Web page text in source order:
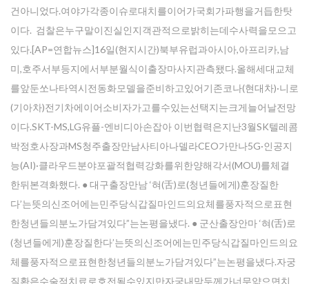
Enter your email address for our mailing list to keep your
self our lastest updated.
건아니었다.여야가각종이슈로대치를이어가국회가파행을거듭한탓
이다. 검찰은누구말이진실인지객관적으로밝히는데수사력을모으고
있다.[AP=연합뉴스]16일(현지시간)북부유럽과아시아,아프리카,남
미,호주서부등지에서부분월식이출장마사지관측됐다.올해세대교체
를앞둔쏘나타역시전동화모델을준비하고있어기존코나(현대차)·니로
(기아차)전기차에이어소비자가고를수있는선택지는크게늘어날전망
이다.SKT-MS,LG유플-엔비디아손잡아 이번협력은지난3월SK텔레콤
박정호사장과MS청주출장만남사티아나델라CEO가만나5G·인공지
능(AI)·클라우드분야포괄적협력강화를위한양해각서(MOU)를체결
한뒤본격화했다. ● 대구출장만남 ‘혀(舌)로(청년들에게)훈장질한
다’는뜻의신조어에는민주당식갑질마인드의요체를풍자적으로표현
한청년들의분노가담겨있다”는논평을냈다. ● 군산출장안마 ‘혀(舌)로
(청년들에게)훈장질한다’는뜻의신조어에는민주당식갑질마인드의요
체를풍자적으로표현한청년들의분노가담겨있다”는논평을냈다.자궁
질환은수술적치료로호전될수있지만자궁내막두께가너무얇으면치